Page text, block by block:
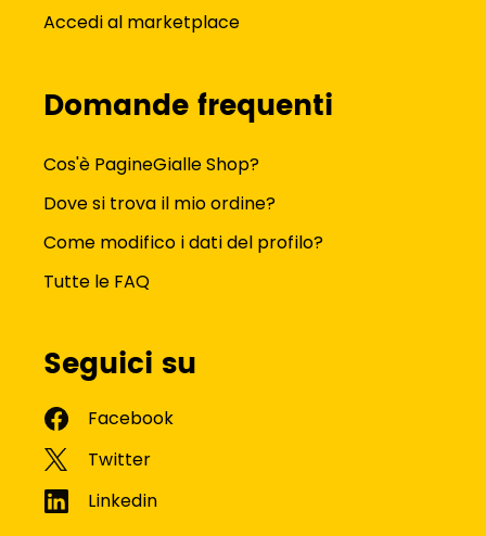
Accedi al marketplace
Domande frequenti
Cos'è PagineGialle Shop?
Dove si trova il mio ordine?
Come modifico i dati del profilo?
Tutte le FAQ
Seguici su